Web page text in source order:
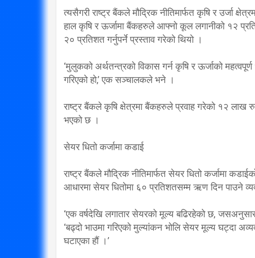
त्यसैगरी राष्ट्र बैंकले मौद्रिक नीतिमार्फत कृषि र उर्जा
हाल कृषि र ऊर्जामा बैंकहरुले आफ्नो कूल लगानीको १२
२० प्रतिशत गर्नुपर्ने प्रस्ताव गरेको थियो ।
‘मुलुकको अर्थतन्त्रको विकास गर्न कृषि र ऊर्जाको
गरिएको हो,’ एक सञ्चालकले भने ।
राष्ट्र बैंकले कृषि क्षेत्रमा बैंकहरुले प्रवाह गरेको १२ लाख
भएको छ ।
सेयर धितो कर्जामा कडाई
राष्ट्र बैंकले मौद्रिक नीतिमार्फत सेयर धितो कर्जामा
आधारमा सेयर धितोमा ६० प्रतिशतसम्म ऋण दिन पाउने
‘एक वर्षदेखि लगातार सेयरको मूल्य बढिरहेको छ,
‘बढ्दो भाउमा गरिएको मुल्यांकन भोलि सेयर मूल्य घट्दा
घटाएका हौं ।’